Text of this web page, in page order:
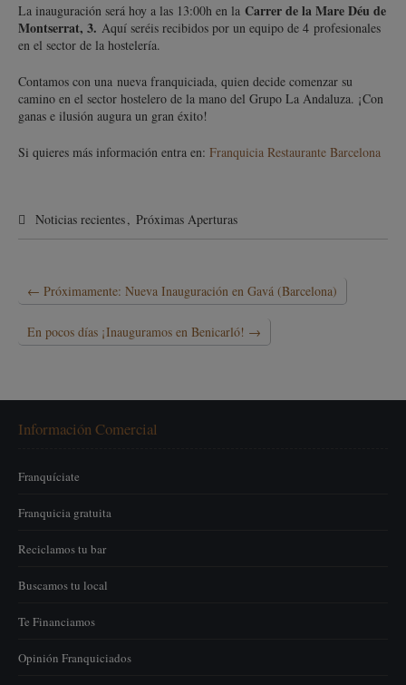
La inauguración será hoy a las 13:00h en la Carrer de la Mare Déu de
Montserrat, 3. Aquí seréis recibidos por un equipo de 4 profesionales
en el sector de la hostelería.
Contamos con una nueva franquiciada, quien decide comenzar su
camino en el sector hostelero de la mano del Grupo La Andaluza. ¡Con
ganas e ilusión augura un gran éxito!
Si quieres más información entra en: Franquicia Restaurante Barcelona
Noticias recientes, Próximas Aperturas
← Próximamente: Nueva Inauguración en Gavá (Barcelona)
En pocos días ¡Inauguramos en Benicarló! →
Información Comercial
Franquíciate
Franquicia gratuita
Reciclamos tu bar
Buscamos tu local
Te Financiamos
Opinión Franquiciados